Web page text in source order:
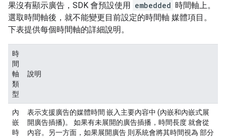
果沒有顯示廣告，SDK 會預設使用 embedded 時間軸上。
選取時間軸後，就不能變更目前設定的時間軸 媒體項目。
下表提供每個時間軸的詳細說明。
時
間
軸
類
型
說明
內
嵌
時
表示支援廣告的媒體時間 嵌入主要內容中 (內嵌和內嵌式展
開 廣告插播)。 如果有未展開的廣告插播，時間長度 就會從
內容。另一方面，如果展開廣告 則系統會將其時間視為 部分